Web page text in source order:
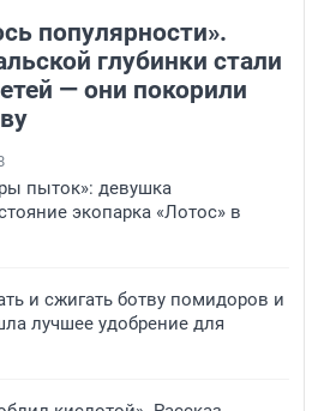
популярности».
глубинки стали
— они покорили
пыток»: девушка
экопарка «Лотос» в
и сжигать ботву помидоров и
лучшее удобрение для